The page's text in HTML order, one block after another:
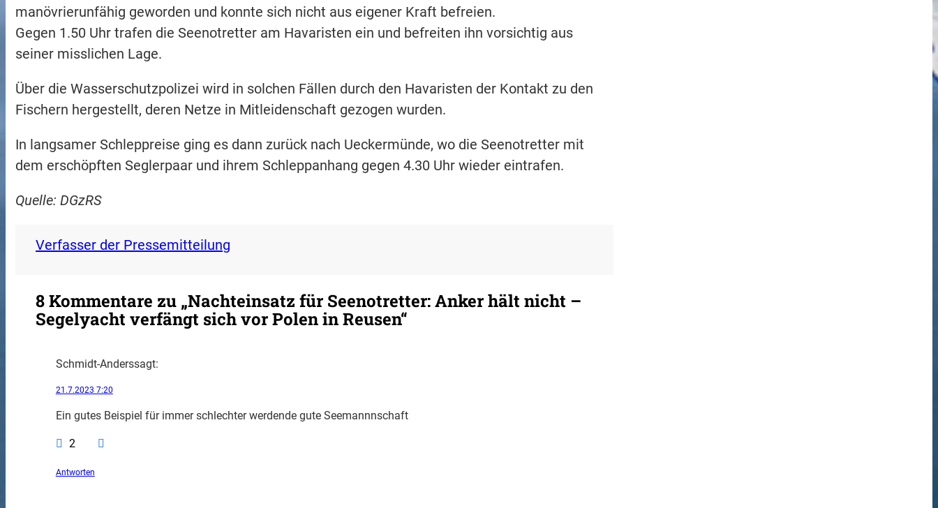
manövrierunfähig geworden und konnte sich nicht aus eigener Kraft befreien.
Gegen 1.50 Uhr trafen die Seenotretter am Havaristen ein und befreiten ihn vorsichtig aus
seiner misslichen Lage.
Über die Wasserschutzpolizei wird in solchen Fällen durch den Havaristen der Kontakt zu den
Fischern hergestellt, deren Netze in Mitleidenschaft gezogen wurden.
In langsamer Schleppreise ging es dann zurück nach Ueckermünde, wo die Seenotretter mit
dem erschöpften Seglerpaar und ihrem Schleppanhang gegen 4.30 Uhr wieder eintrafen.
Quelle: DGzRS
Verfasser der Pressemitteilung
8 Kommentare zu „Nachteinsatz für Seenotretter: Anker hält nicht –
Segelyacht verfängt sich vor Polen in Reusen“
Schmidt-Anderssagt:
21.7.2023 7:20
Ein gutes Beispiel für immer schlechter werdende gute Seemannnschaft
2
Antworten